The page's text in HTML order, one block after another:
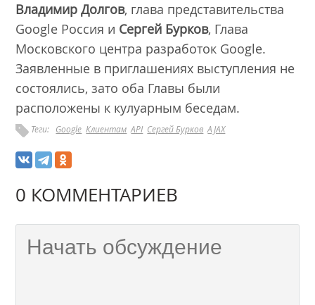
Владимир Долгов, глава представительства
Google Россия и Сергей Бурков, Глава
Московского центра разработок Google.
Заявленные в приглашениях выступления не
состоялись, зато оба Главы были
расположены к кулуарным беседам.
Теги: Google Клиентам API Сергей Бурков AJAX
0 КОММЕНТАРИЕВ